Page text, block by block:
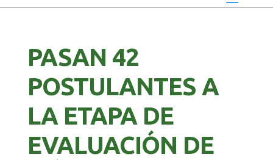
PASAN 42
POSTULANTES A
LA ETAPA DE
EVALUACIÓN DE